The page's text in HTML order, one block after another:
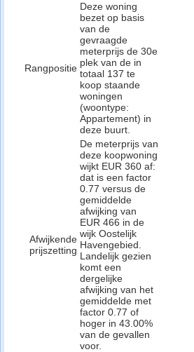
Rangpositie
Deze woning
bezet op basis
van de
gevraagde
meterprijs de 30e
plek van de in
totaal 137 te
koop staande
woningen
(woontype:
Appartement) in
deze buurt.
Afwijkende
prijszetting
De meterprijs van
deze koopwoning
wijkt EUR 360 af:
dat is een factor
0.77 versus de
gemiddelde
afwijking van
EUR 466 in de
wijk Oostelijk
Havengebied.
Landelijk gezien
komt een
dergelijke
afwijking van het
gemiddelde met
factor 0.77 of
hoger in 43.00%
van de gevallen
voor.